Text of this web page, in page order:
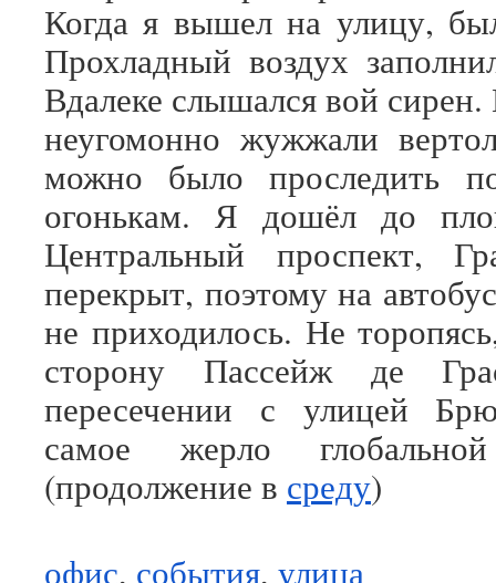
Когда я вышел на улицу,
Прохладный воздух
Вдалеке слышался вой
неугомонно жужжали
можно было проследить
огонькам. Я дошёл до
Центральный проспект,
перекрыт, поэтому на
не приходилось. Не
сторону Пассейж де
пересечении с улицей
самое жерло глобальной
(продолжение в среду)
офис, события, улица